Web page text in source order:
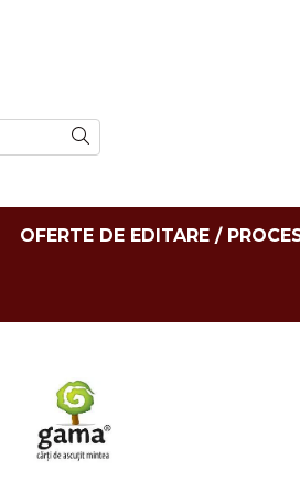
OFERTE DE EDITARE /